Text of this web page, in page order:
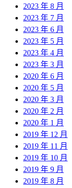
2023 年 8 月
2023 年 7 月
2023 年 6 月
2023 年 5 月
2023 年 4 月
2023 年 3 月
2020 年 6 月
2020 年 5 月
2020 年 3 月
2020 年 2 月
2020 年 1 月
2019 年 12 月
2019 年 11 月
2019 年 10 月
2019 年 9 月
2019 年 8 月